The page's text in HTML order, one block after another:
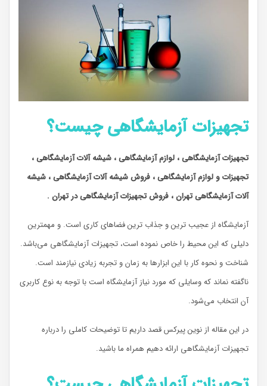
تجهیزات آزمایشگاهی چیست؟
تجهیزات آزمایشگاهی ، لوازم آزمایشگاهی ، شیشه آلات آزمایشگاهی ،
تجهیزات و لوازم آزمایشگاهی ، فروش شیشه آلات آزمایشگاهی ، شیشه
آلات آزمایشگاهی تهران ، فروش تجهیزات آزمایشگاهی در تهران .
آزمایشگاه از عجیب ترین و جذاب ترین فضاهای کاری است. و مهمترین
دلیلی که این محیط را خاص نموده است، تجهیزات آزمایشگاهی می‌‌باشد.
شناخت و نحوه کار با این ابزارها به زمان و تجربه زیادی نیازمند است.
ناگفته نماند که وسایلی که مورد نیاز آزمایشگاه است با توجه به نوع کاربری
آن انتخاب می‌شود.
در این مقاله از نوین پیرکس قصد داریم تا توضیحات کاملی را درباره
تجهیزات آزمایشگاهی ارائه دهیم همراه ما باشید.